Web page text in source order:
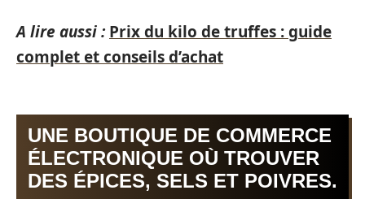
A lire aussi : Prix du kilo de truffes : guide
complet et conseils d’achat
UNE BOUTIQUE DE COMMERCE
ÉLECTRONIQUE OÙ TROUVER
DES ÉPICES, SELS ET POIVRES.